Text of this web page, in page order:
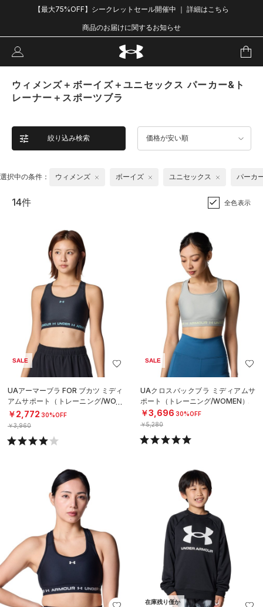
【最大75%OFF】シークレットセール開催中 ｜ 詳細はこちら
商品のお届けに関するお知らせ
ウィメンズ＋ボーイズ＋ユニセックス パーカー&ト
レーナー＋スポーツブラ
絞り込み検索 価格が安い順
選択中の条件： ウィメンズ ボーイズ ユニセックス パーカ
14件 全色表示
SALE
UAアーマーブラ FOR ブカツ ミディ
アムサポート（トレーニング/WOM
EN）
￥2,772 30%OFF
￥3,960
SALE
UAクロスバックブラ ミディアムサ
ポート（トレーニング/WOMEN）
￥3,696 30%OFF
￥5,280
在庫残り僅か